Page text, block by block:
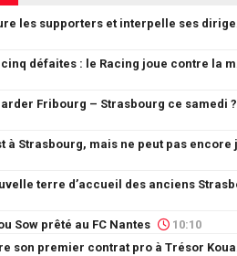
Fribourg – Strasbourg ce samedi ?
Sow prêté au FC Nantes
10:10